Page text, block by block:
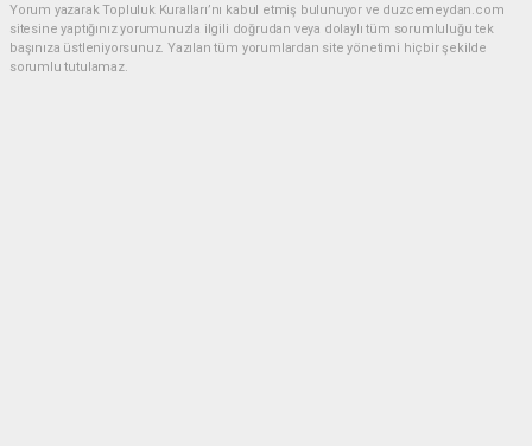
Yorum yazarak Topluluk Kuralları’nı kabul etmiş bulunuyor ve duzcemeydan.com
sitesine yaptığınız yorumunuzla ilgili doğrudan veya dolaylı tüm sorumluluğu tek
başınıza üstleniyorsunuz. Yazılan tüm yorumlardan site yönetimi hiçbir şekilde
sorumlu tutulamaz.